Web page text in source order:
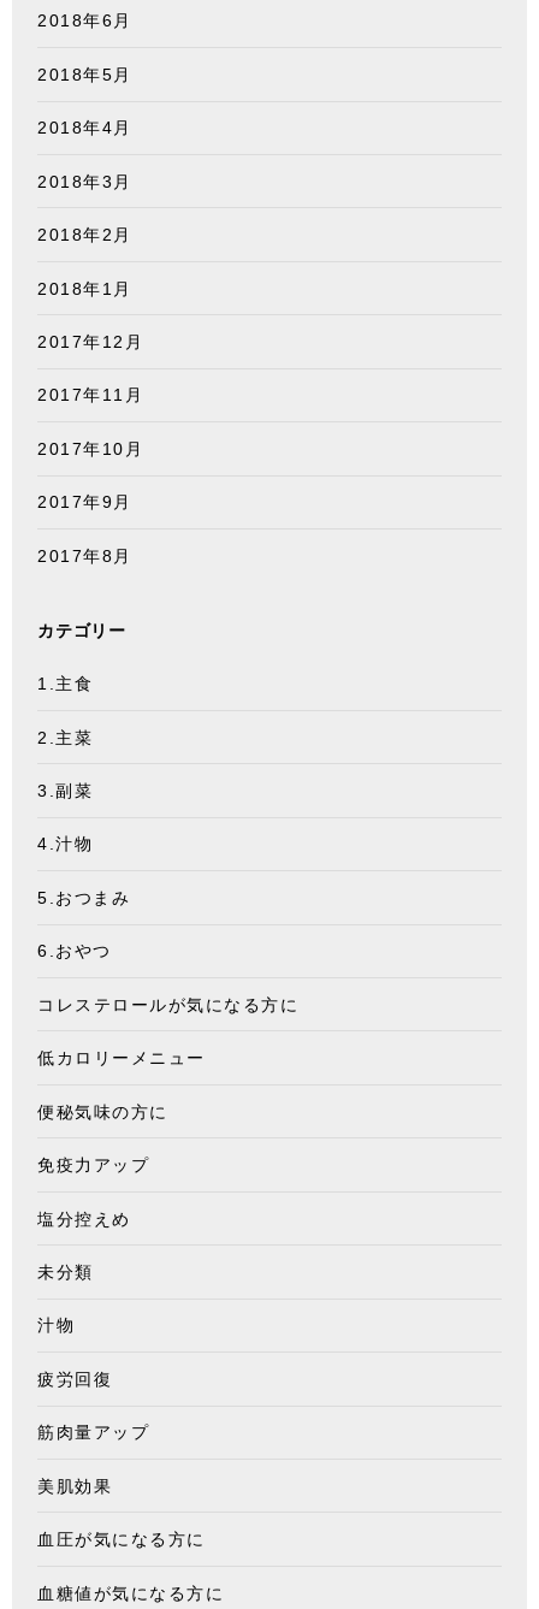
2018年6月
2018年5月
2018年4月
2018年3月
2018年2月
2018年1月
2017年12月
2017年11月
2017年10月
2017年9月
2017年8月
カテゴリー
1.主食
2.主菜
3.副菜
4.汁物
5.おつまみ
6.おやつ
コレステロールが気になる方に
低カロリーメニュー
便秘気味の方に
免疫力アップ
塩分控えめ
未分類
汁物
疲労回復
筋肉量アップ
美肌効果
血圧が気になる方に
血糖値が気になる方に